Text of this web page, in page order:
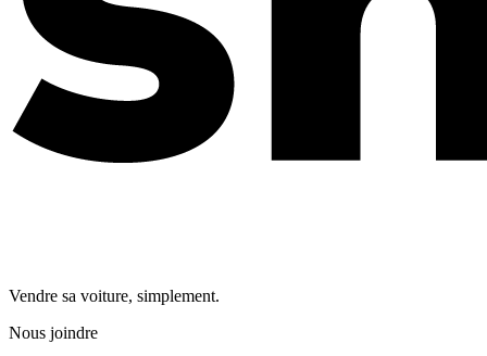
Vendre sa voiture, simplement.
Nous joindre